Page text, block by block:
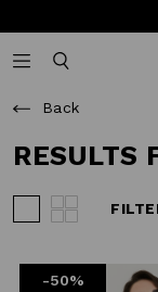
Back
RESULTS
-50%